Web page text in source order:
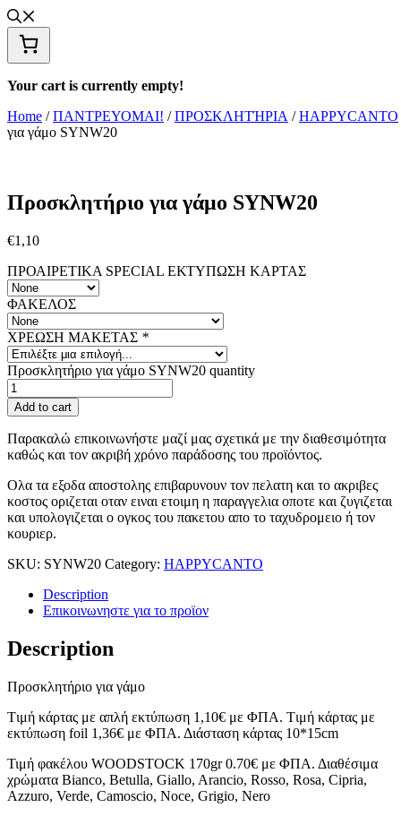
Your cart is currently empty!
Home /ΠΑΝΤΡΕΥΟΜΑΙ! /ΠΡΟΣΚΛΗΤΉΡΙΑ /HAPPYCANTO
για γάμο SYNW20
Προσκλητήριο για γάμο SYNW20
€1,10
ΠΡΟΑΙΡΕΤΙΚΑ SPECIAL ΕΚΤΥΠΩΣΗ KAΡΤΑΣ
ΦΑΚΕΛΟΣ
ΧΡΕΩΣΗ ΜΑΚΕΤΑΣ *
Προσκλητήριο για γάμο SYNW20 quantity
Add to cart
Παρακαλώ επικοινωνήστε μαζί μας σχετικά με την διαθεσιμότητα
καθώς και τον ακριβή χρόνο παράδοσης του προϊόντος.
Ολα τα εξοδα αποστολης επιβαρυνουν τον πελατη και το ακριβες
κοστος οριζεται οταν ειναι ετοιμη η παραγγελια οποτε και ζυγιζεται
και υπολογιζεται ο ογκος του πακετου απο το ταχυδρομειο ή τον
κουριερ.
SKU: SYNW20 Category: HAPPYCANTO
Description
Επικοινωνηστε για το προϊoν
Description
Προσκλητήριο για γάμο
Tιμή κάρτας με απλή εκτύπωση 1,10€ με ΦΠΑ. Tιμή κάρτας με
εκτύπωση foil 1,36€ με ΦΠΑ. Διάσταση κάρτας 10*15cm
Τιμή φακέλου WOODSTOCK 170gr 0.70€ με ΦΠΑ. Διαθέσιμα
χρώματα Bianco, Betulla, Giallo, Arancio, Rosso, Rosa, Cipria,
Azzuro, Verde, Camoscio, Noce, Grigio, Nero